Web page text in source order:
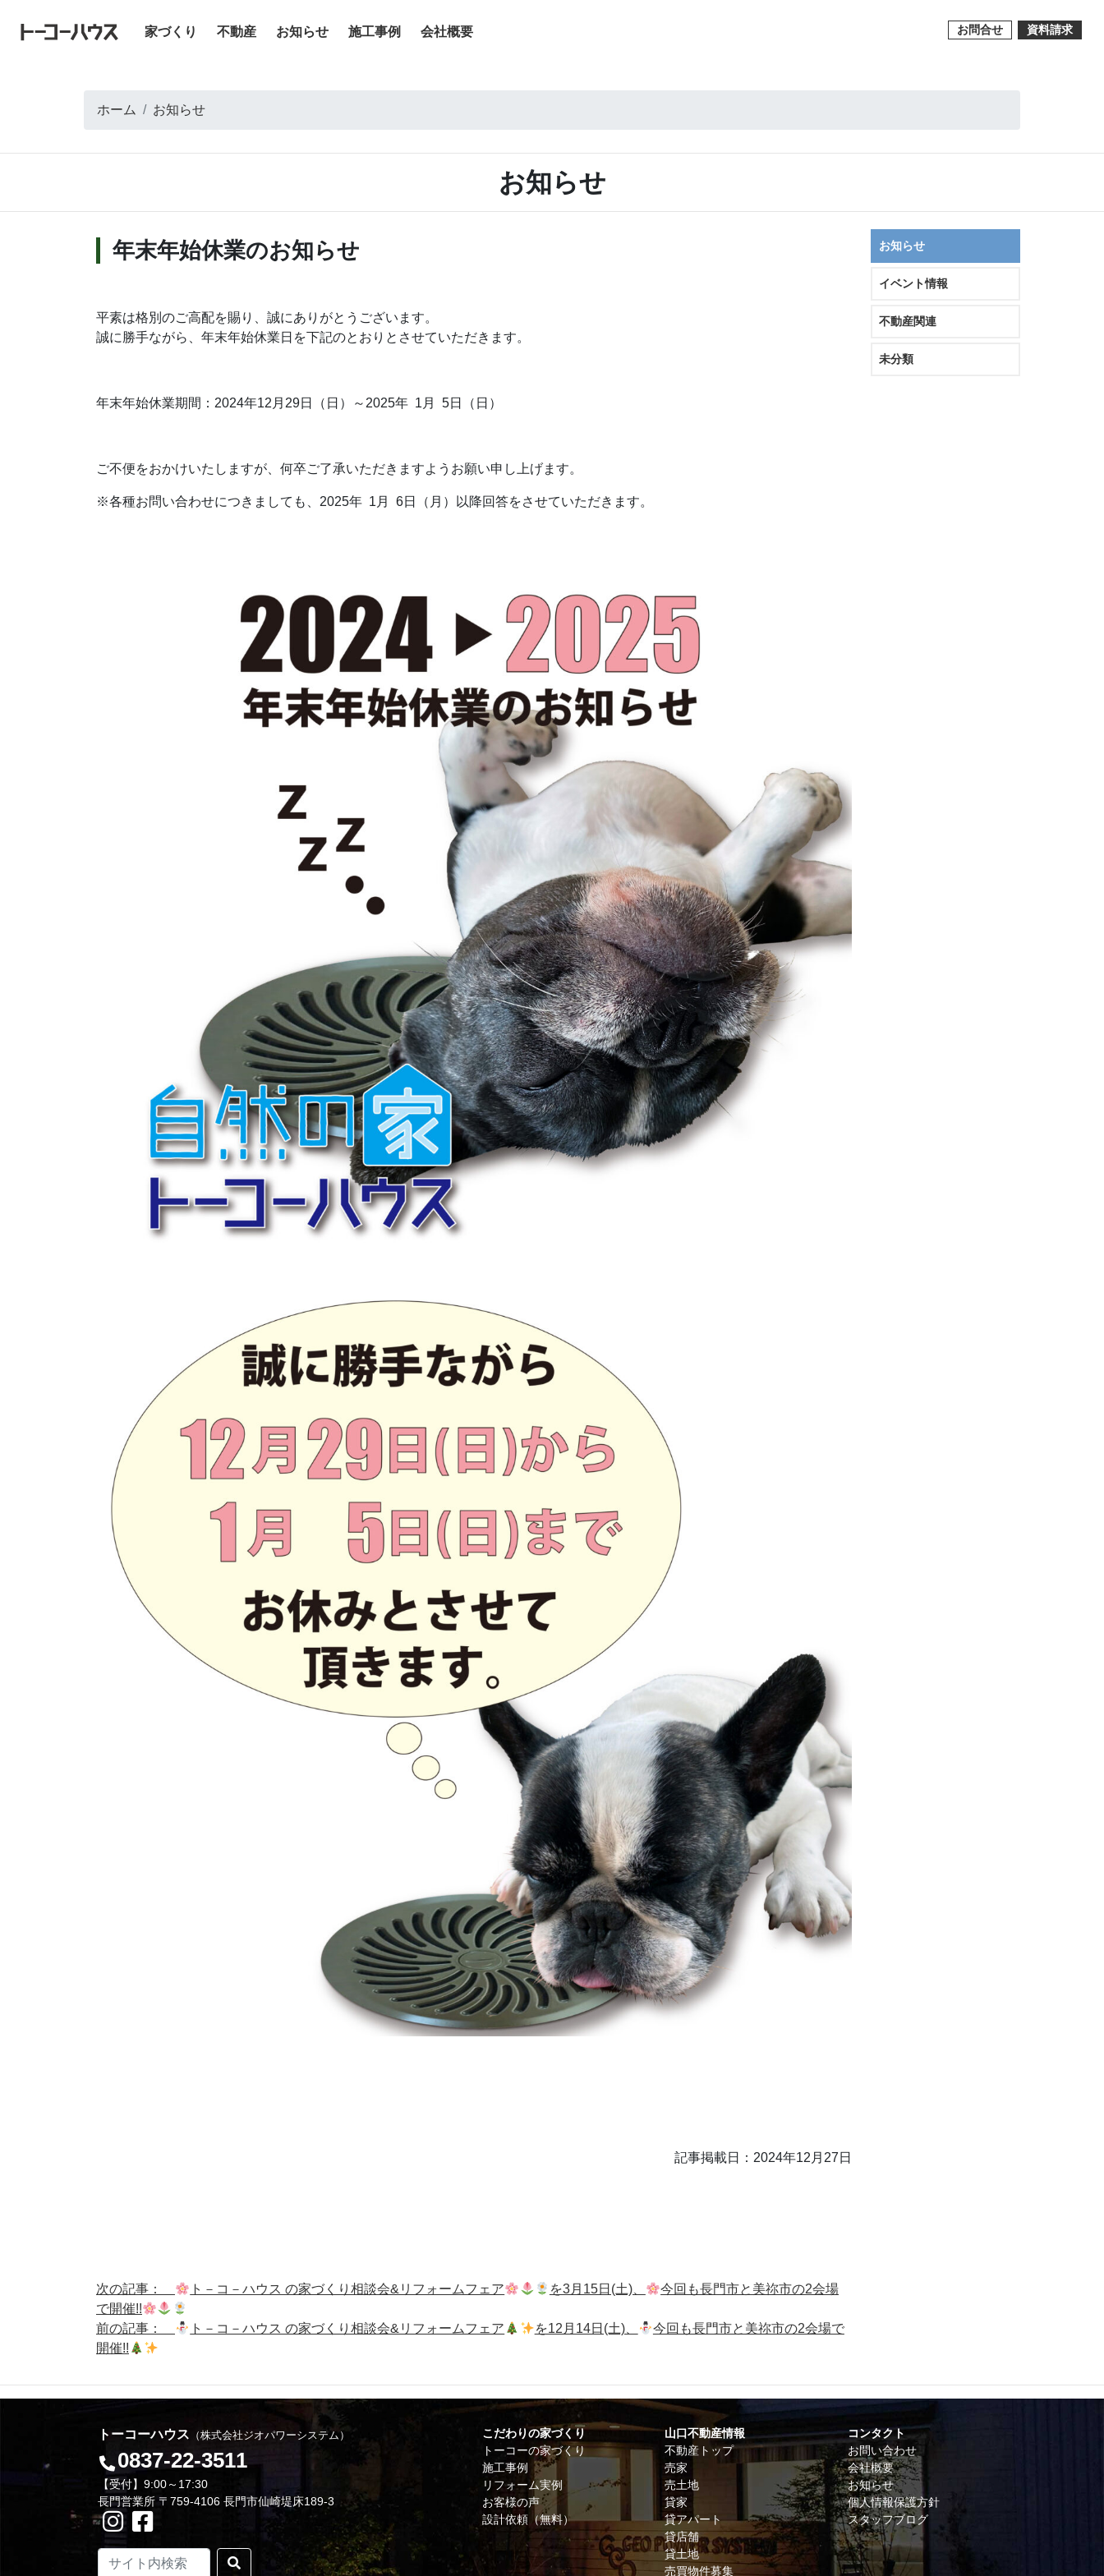
家づくり (current)
不動産 お知らせ 施工事例 会社概要 お問合せ 資料請求
ホーム お知らせ
お知らせ
年末年始休業のお知らせ
平素は格別のご高配を賜り、誠にありがとうございます。
誠に勝手ながら、年末年始休業日を下記のとおりとさせていただきます。
年末年始休業期間：2024年12月29日（日）～2025年 1月 5日（日）
ご不便をおかけいたしますが、何卒ご了承いただきますようお願い申し上げます。
※各種お問い合わせにつきましても、2025年 1月 6日（月）以降回答をさせていただきます。
記事掲載日：2024年12月27日
次の記事： ト－コ－ハウス の家づくり相談会&リフォームフェア を3月15日(土)、
今回も長門市と美祢市の2会場
で開催!!
前の記事：
ト－コ－ハウス の家づくり相談会&リフォームフェア を12月14日(土)、
今回も長門市と美祢市の2会場で
開催!!
お知らせ
イベント情報
不動産関連
未分類
トーコーハウス （株式会社ジオパワーシステム）
0837-22-3511
【受付】9:00～17:30
長門営業所 〒759-4106 長門市仙崎堤床189-3
こだわりの家づくり
トーコーの家づくり
施工事例
リフォーム実例
お客様の声
設計依頼（無料）
山口不動産情報
不動産トップ
売家
売土地
貸家
貸アパート
貸店舗
貸土地
売買物件募集
コンタクト
お問い合わせ
会社概要
お知らせ
個人情報保護方針
スタッフブログ